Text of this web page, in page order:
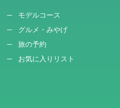
モデルコース
グルメ・みやげ
旅の予約
お気に入りリスト